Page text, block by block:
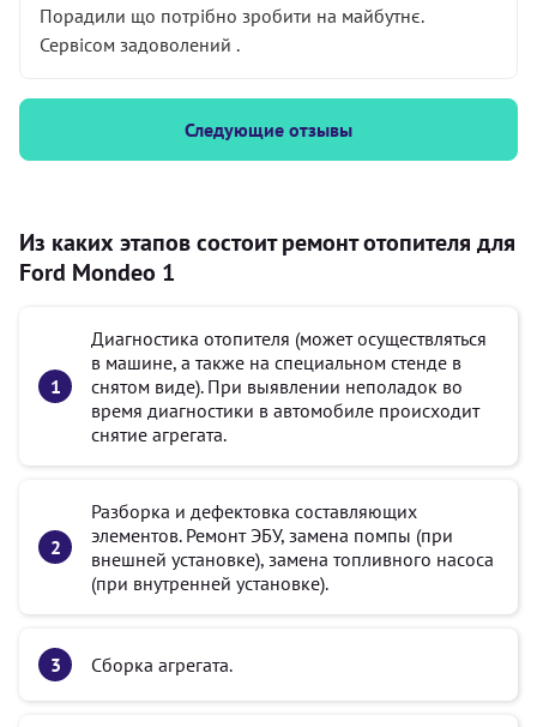
Порадили що потрібно зробити на майбутнє.
Сервісом задоволений .
Следующие отзывы
Из каких этапов состоит ремонт отопителя для
Ford Mondeo 1
Диагностика отопителя (может осуществляться
в машине, а также на специальном стенде в
снятом виде). При выявлении неполадок во
время диагностики в автомобиле происходит
снятие агрегата.
Разборка и дефектовка составляющих
элементов. Ремонт ЭБУ, замена помпы (при
внешней установке), замена топливного насоса
(при внутренней установке).
Сборка агрегата.